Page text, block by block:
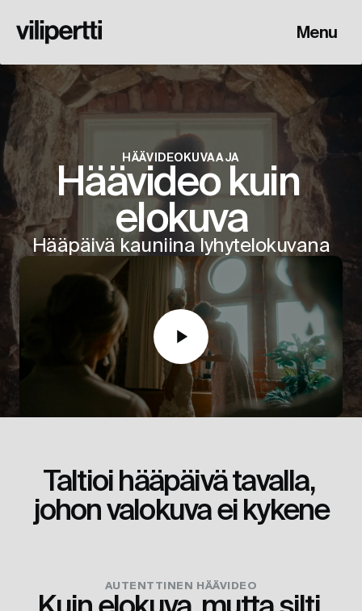
Menu
HÄÄVIDEOKUVAAJA
Häävideo kuin
elokuva
Hääpäivä kauniina lyhytelokuvana
Taltioi hääpäivä tavalla,
johon valokuva ei kykene
AUTENTTINEN HÄÄVIDEO